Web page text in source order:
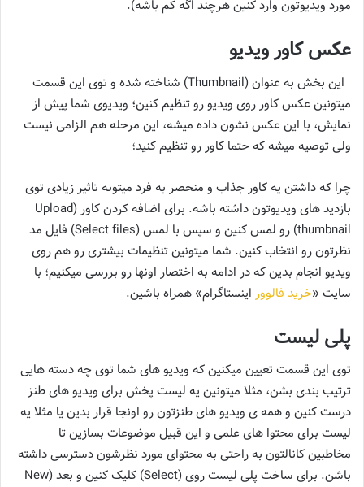
مورد ویدیوتون وارد کنین هرچند اگه کم باشه).
عکس کاور ویدیو
این بخش به عنوان (Thumbnail) شناخته شده و توی این قسمت
میتونین عکس کاور روی ویدیو رو تنظیم کنین؛ ویدیوی شما پیش از
نمایش، با این عکس نشون داده میشه، این مرحله هم الزامی نیست
ولی توصیه میشه که حتما کاور رو تنظیم کنید؛
چرا که داشتن یه کاور جذاب و منحصر به فرد میتونه تاثیر زیادی توی
بازدید های ویدیوتون داشته باشه. برای اضافه کردن کاور (Upload
thumbnail) رو لمس کنین و سپس با لمس (Select files) فایل مد
نظرتون رو انتخاب کنین. شما میتونین تنظیمات بیشتری رو هم روی
ویدیو انجام بدین که در ادامه به اختصار اونها رو بررسی میکنیم؛ با
سایت «خرید فالوور اینستاگرام» همراه باشین.
پلی لیست
توی این قسمت تعیین میکنین که ویدیو های شما توی چه دسته هایی
ترتیب بندی بشن، مثلا میتونین یه لیست پخش برای ویدیو های طنز
درست کنین و همه ی ویدیو های طنزتون رو اونجا قرار بدین یا مثلا یه
لیست برای محتوا های علمی و این قبیل موضوعات بسازین تا
مخاطبین کانالتون به راحتی به محتوای مورد نظرشون دسترسی داشته
باشن. برای ساخت پلی لیست روی (Select) کلیک کنین و بعد (New